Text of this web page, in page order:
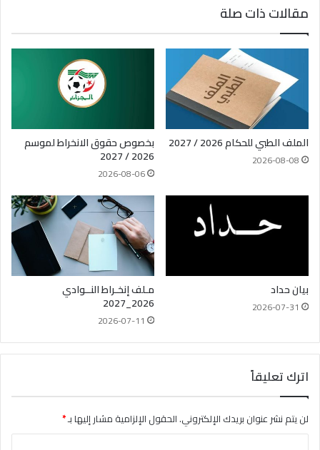
مقالات ذات صلة
الملف الطبي للحكام 2026 / 2027
2026-08-08
بخصوص حقوق الانخراط لموسم
2026 / 2027
2026-08-06
بيان حداد
2026-07-31
مـلف إنخـراط النــوادي
2026_2027
2026-07-11
اترك تعليقاً
لن يتم نشر عنوان بريدك الإلكتروني.الحقول الإلزامية مشار إليها بـ*